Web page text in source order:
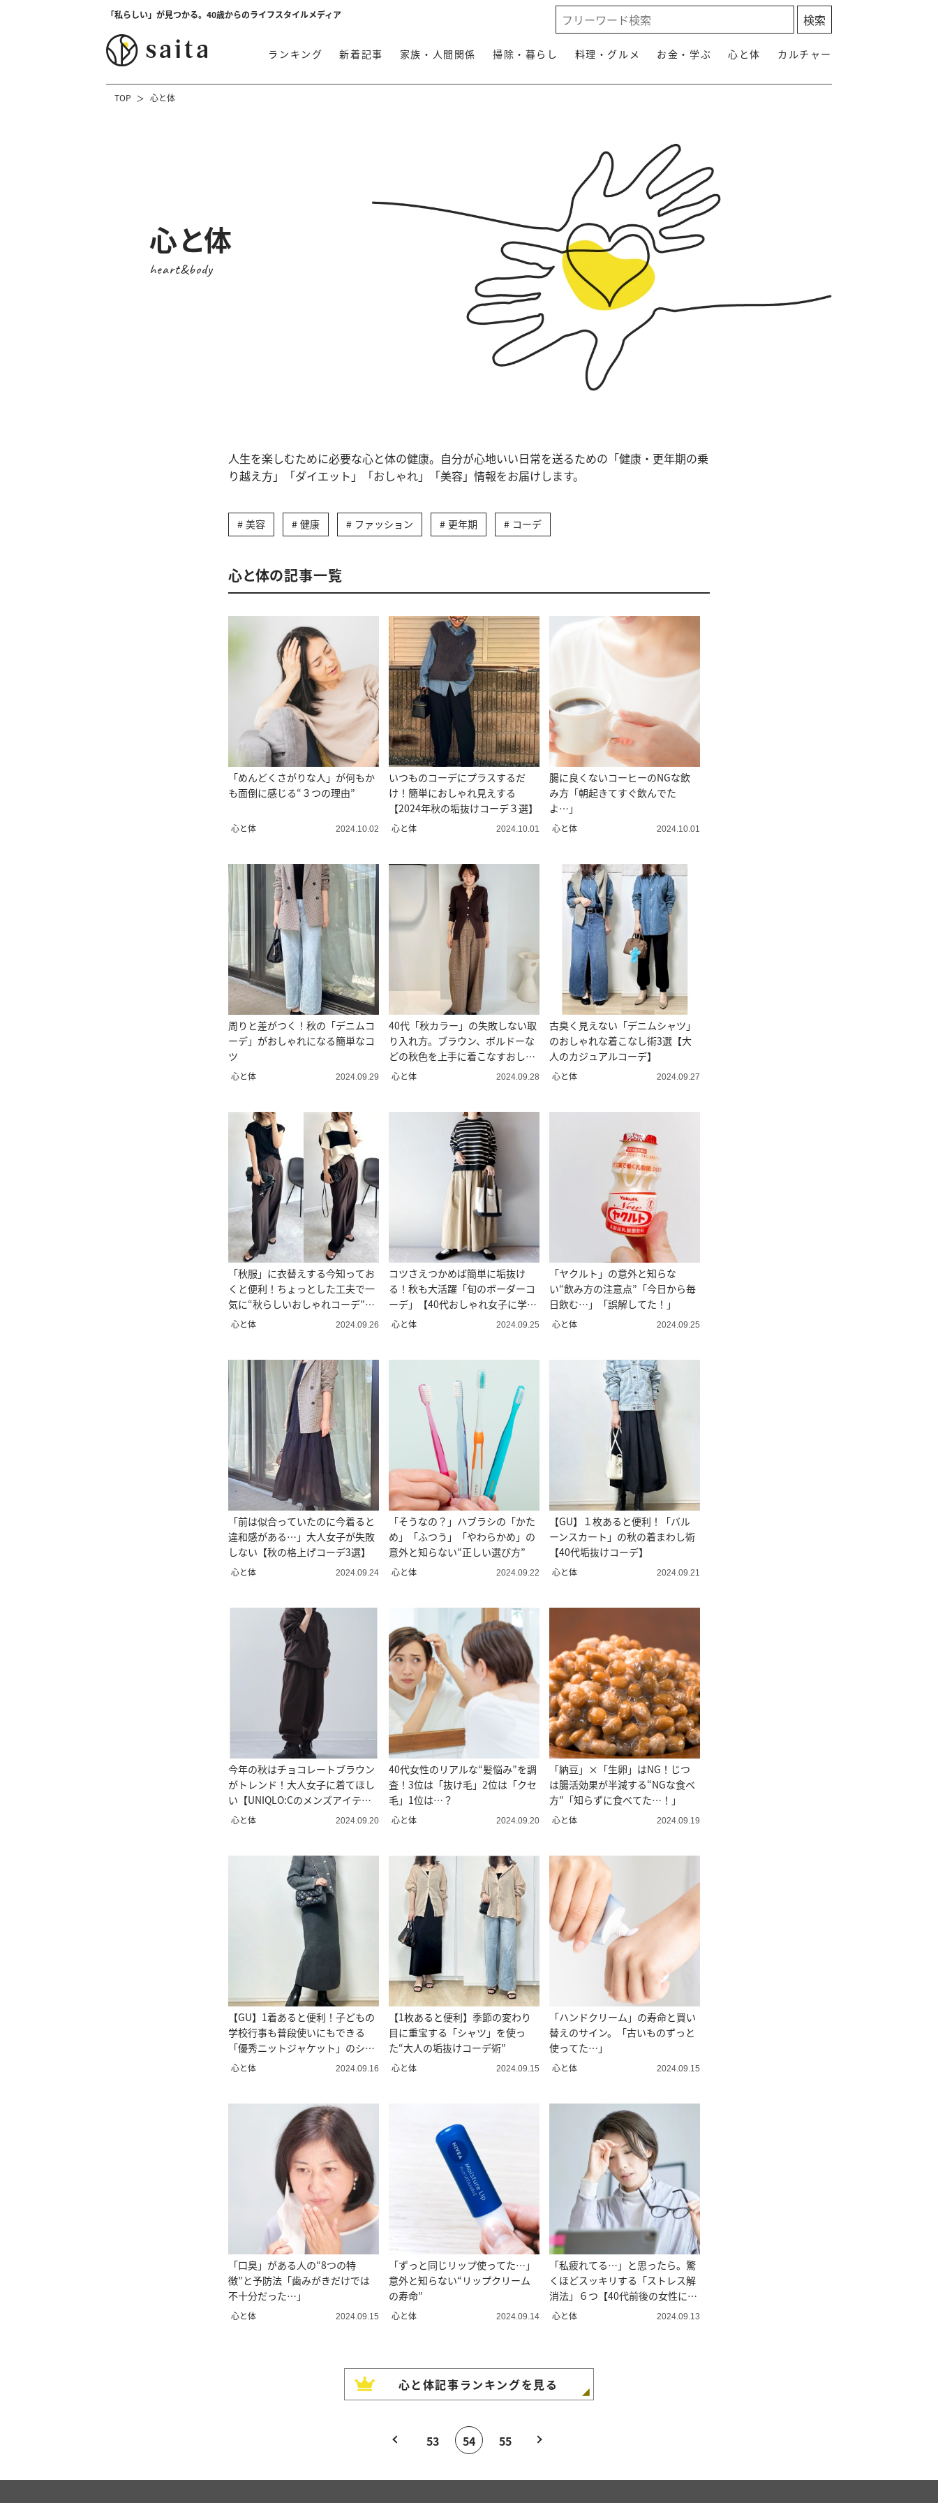
「私らしい」が見つかる。40歳からのライフスタイルメディア
ランキング 新着記事 家族・人間関係 掃除・暮らし 料理・グルメ お金・学ぶ 心と体 カルチャー
TOP 心と体
心と体
heart&body
人生を楽しむために必要な心と体の健康。自分が心地いい日常を送るための「健康・更年期の乗
り越え方」「ダイエット」「おしゃれ」「美容」情報をお届けします。
美容 健康 ファッション 更年期 コーデ
心と体の記事一覧
「めんどくさがりな人」が何もか
も面倒に感じる“３つの理由”
心と体 2024.10.02
いつものコーデにプラスするだ
け！簡単におしゃれ見えする
【2024年秋の垢抜けコーデ３選】
心と体 2024.10.01
腸に良くないコーヒーのNGな飲
み方「朝起きてすぐ飲んでた
よ…」
心と体 2024.10.01
周りと差がつく！秋の「デニムコ
ーデ」がおしゃれになる簡単なコ
ツ
心と体 2024.09.29
40代「秋カラー」の失敗しない取
り入れ方。ブラウン、ボルドーな
どの秋色を上手に着こなすおしゃ
れワザ
心と体 2024.09.28
古臭く見えない「デニムシャツ」
のおしゃれな着こなし術3選【大
人のカジュアルコーデ】
心と体 2024.09.27
「秋服」に衣替えする今知ってお
くと便利！ちょっとした工夫で一
気に“秋らしいおしゃれコーデ”に
なる！
心と体 2024.09.26
コツさえつかめば簡単に垢抜け
る！秋も大活躍「旬のボーダーコ
ーデ」【40代おしゃれ女子に学
ぶ】
心と体 2024.09.25
「ヤクルト」の意外と知らな
い“飲み方の注意点”「今日から毎
日飲む…」「誤解してた！」
心と体 2024.09.25
「前は似合っていたのに今着ると
違和感がある…」大人女子が失敗
しない【秋の格上げコーデ3選】
心と体 2024.09.24
「そうなの？」ハブラシの「かた
め」「ふつう」「やわらかめ」の
意外と知らない“正しい選び方”
心と体 2024.09.22
【GU】１枚あると便利！「バル
ーンスカート」の秋の着まわし術
【40代垢抜けコーデ】
心と体 2024.09.21
今年の秋はチョコレートブラウン
がトレンド！大人女子に着てほし
い【UNIQLO:Cのメンズアイテ
ム】
心と体 2024.09.20
40代女性のリアルな“髪悩み”を調
査！3位は「抜け毛」2位は「クセ
毛」1位は…？
心と体 2024.09.20
「納豆」×「生卵」はNG！じつ
は腸活効果が半減する“NGな食べ
方”「知らずに食べてた…！」
心と体 2024.09.19
【GU】1着あると便利！子どもの
学校行事も普段使いにもできる
「優秀ニットジャケット」のシー
ン別着回し
心と体 2024.09.16
【1枚あると便利】季節の変わり
目に重宝する「シャツ」を使っ
た“大人の垢抜けコーデ術”
心と体 2024.09.15
「ハンドクリーム」の寿命と買い
替えのサイン。「古いものずっと
使ってた…」
心と体 2024.09.15
「口臭」がある人の“8つの特
徴”と予防法「歯みがきだけでは
不十分だった…」
心と体 2024.09.15
「ずっと同じリップ使ってた…」
意外と知らない“リップクリーム
の寿命”
心と体 2024.09.14
「私疲れてる…」と思ったら。驚
くほどスッキリする「ストレス解
消法」６つ【40代前後の女性に調
査】
心と体 2024.09.13
心と体記事ランキングを見る
53 54 55